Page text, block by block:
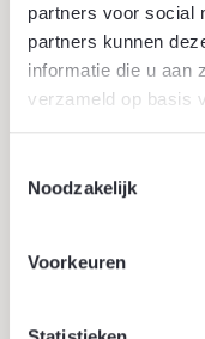
partners voor social
partners kunnen
informatie die u aan
verzameld op basis
Noodzakelijk
Voorkeuren
Werklandschappen